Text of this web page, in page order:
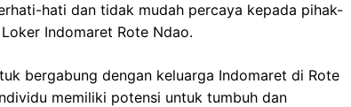
hati dan tidak mudah percaya kepada pihak-
Indomaret Rote Ndao.
bergabung dengan keluarga Indomaret di Rote
memiliki potensi untuk tumbuh dan